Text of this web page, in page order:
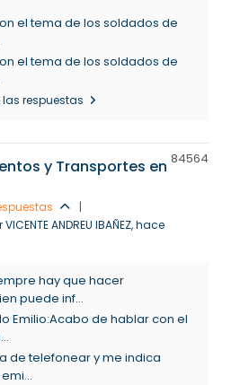
el tema de los soldados de
el tema de los soldados de
respuestas
y Transportes en
|
ANDREU IBAÑEZ, hace
84564
hay que hacer
puede inf...
Emilio:Acabo de hablar con el
de telefonear y me indica